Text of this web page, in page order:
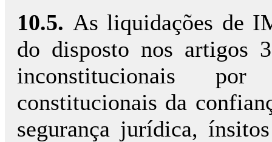
10.5. As liquidações de
do disposto nos artigos
inconstitucionais
constitucionais da
segurança jurídica,